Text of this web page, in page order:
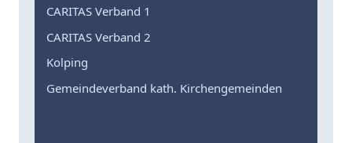
CARITAS Verband 1
CARITAS Verband 2
Kolping
Gemeindeverband kath. Kirchengemeinden